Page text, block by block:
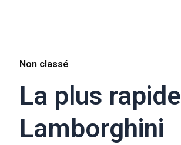
Non classé
La plus rapide
Lamborghini